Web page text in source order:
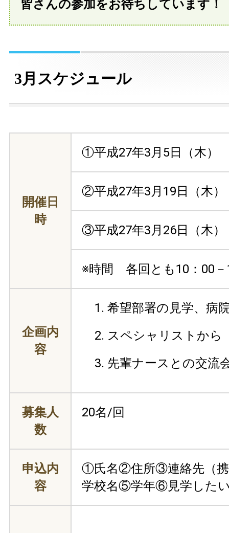
皆さんの参加をお待ちしています！
3月スケジュール
開催日
時
①平成27年3月5日（木）
②平成27年3月19日（木）
③平成27年3月26日（木）
※時間 各回とも10：00－
企画内
容
希望部署の見学、病
スペシャリストから
先輩ナースとの交
募集人
数
20名/回
申込内
容
①氏名②住所③連絡先（
学校名⑤学年⑥見学した